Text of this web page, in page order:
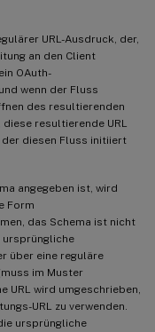
URL-Ausdruck, der,
an den Client
OAuth-
wenn der Fluss
des resultierenden
resultierende URL
der diesen Fluss initiiert
angegeben ist, wird
Form
das Schema ist nicht
ursprüngliche
über eine reguläre
im Muster
URL wird umgeschrieben,
URL zu verwenden.
ursprüngliche